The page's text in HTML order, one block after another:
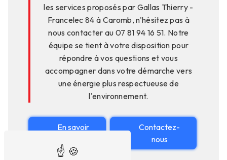
les services proposés par Gallas Thierry -
Francelec 84 à Caromb, n'hésitez pas à
nous contacter au 07 81 94 16 51. Notre
équipe se tient à votre disposition pour
répondre à vos questions et vous
accompagner dans votre démarche vers
une énergie plus respectueuse de
l'environnement.
En savoir
Contactez-
nous